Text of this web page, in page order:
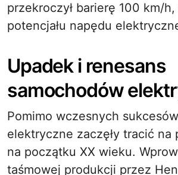
przekroczył barierę 100 km/
potencjału napędu
Upadek i renesans
samochodów
Pomimo wczesnych
elektryczne zaczęły tracić na
na początku XX wieku.
taśmowej produkcji przez